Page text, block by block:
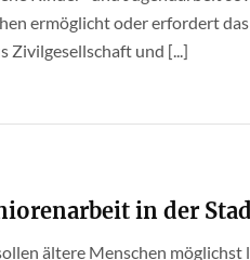
ermöglicht oder erfordert
Zivilgesellschaft und [...]
in der
ältere Menschen möglichst